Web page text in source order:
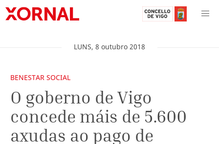
LUNS, 8 outubro 2018
BENESTAR SOCIAL
O goberno de Vigo
concede máis de 5.600
axudas ao pago de